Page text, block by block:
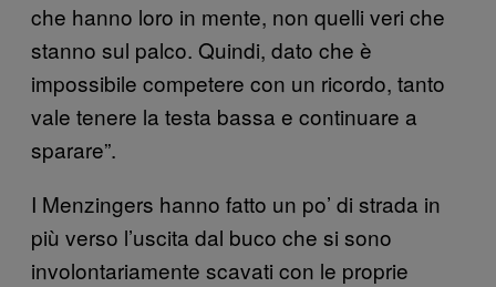
che hanno loro in mente, non quelli veri che
stanno sul palco. Quindi, dato che è
impossibile competere con un ricordo, tanto
vale tenere la testa bassa e continuare a
sparare”.
I Menzingers hanno fatto un po’ di strada in
più verso l’uscita dal buco che si sono
involontariamente scavati con le proprie